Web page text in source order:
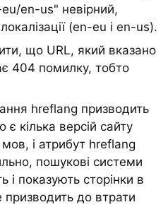
en-us" невірний,
(en-eu і en-us).
що URL, який вказано
404 помилку, тобто
hreflang призводить
кілька версій сайту
мов, і атрибут hreflang
пошукові системи
і показують сторінки в
призводить до втрати